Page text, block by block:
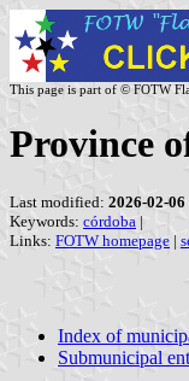
This page is part of © FOTW
Province
Last modified: 2026-02-06
Keywords: córdoba |
Links: FOTW homepage |
Index of
Submunicipal